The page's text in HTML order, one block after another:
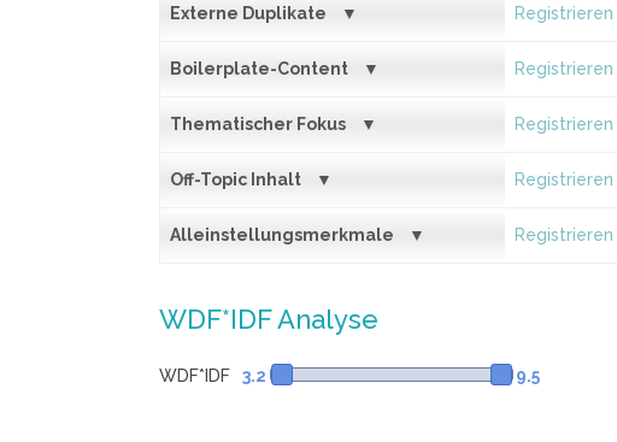
Externe Duplikate Registrieren
Boilerplate-Content Registrieren
Thematischer Fokus Registrieren
Off-Topic Inhalt Registrieren
Alleinstellungsmerkmale Registrieren
WDF*IDF Analyse
WDF*IDF 3.2 9.5